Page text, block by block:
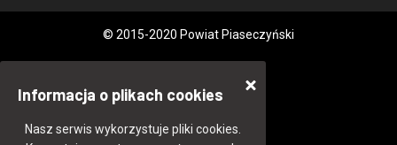
© 2015-2020 Powiat Piaseczyński
Informacja o plikach cookies
Nasz serwis wykorzystuje pliki cookies.